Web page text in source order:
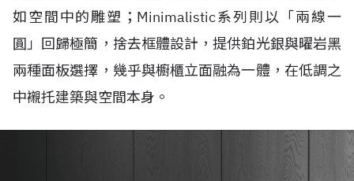
如空間中的雕塑；Minimalistic系列則以「兩線一
圓」回歸極簡，捨去框體設計，提供鉑光銀與曜岩黑
兩種面板選擇，幾乎與櫥櫃立面融為一體，在低調之
中襯托建築與空間本身。